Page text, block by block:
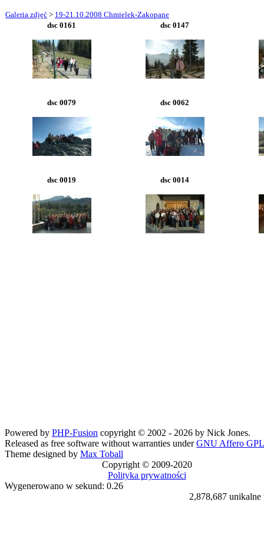
Galeria zdjęć > 19-21.10.2008 Chmielek-Zakopane
dsc 0161
dsc 0147
dsc 0079 dsc 0062
dsc 0019 dsc 0014
Powered by PHP-Fusion copyright © 2002 - 2026 by Nick Jones.
Released as free software without warranties underGNU Affero GPL
Theme designed by Max Toball
Copyright © 2009-2020
Polityka prywatności
Wygenerowano w sekund: 0.26
2,878,687